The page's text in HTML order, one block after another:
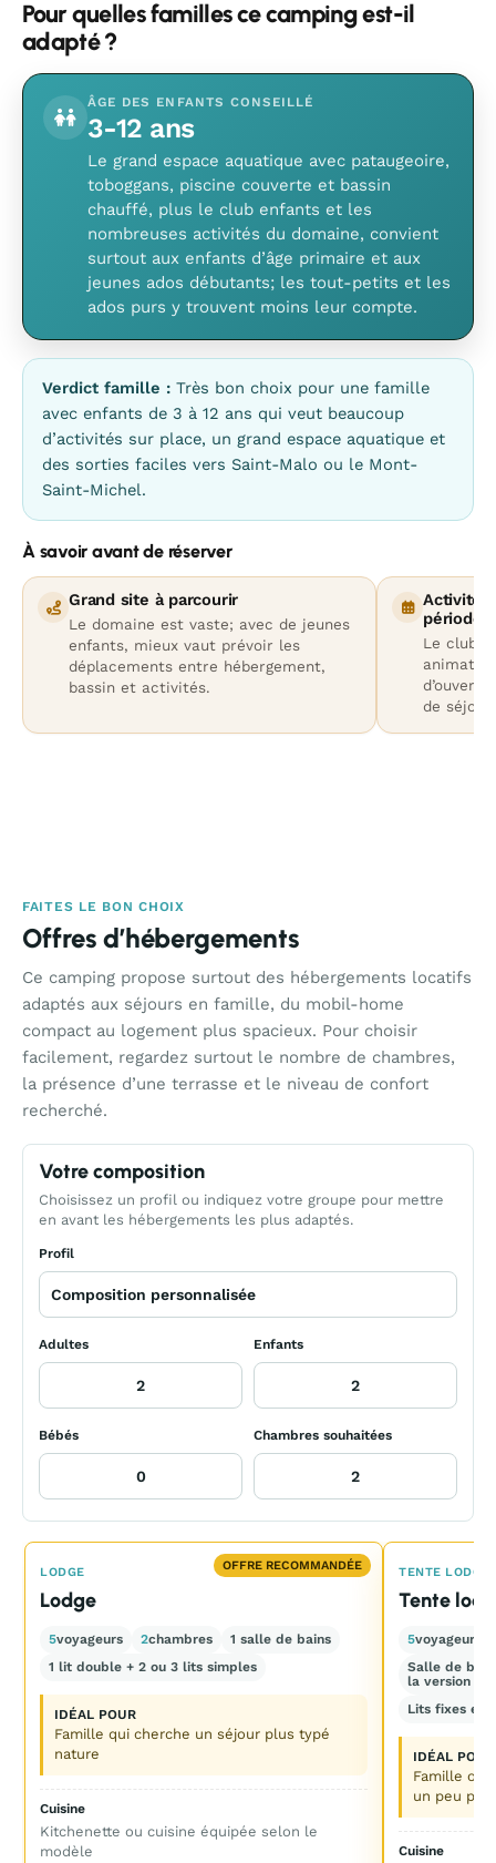
Pour quelles familles ce camping est-il
adapté ?
ÂGE DES ENFANTS CONSEILLÉ
3-12 ans
Le grand espace aquatique avec pataugeoire,
toboggans, piscine couverte et bassin
chauffé, plus le club enfants et les
nombreuses activités du domaine, convient
surtout aux enfants d’âge primaire et aux
jeunes ados débutants; les tout-petits et les
ados purs y trouvent moins leur compte.
Verdict famille : Très bon choix pour une famille
avec enfants de 3 à 12 ans qui veut beaucoup
d’activités sur place, un grand espace aquatique et
des sorties faciles vers Saint-Malo ou le Mont-
Saint-Michel.
À savoir avant de réserver
Grand site à parcourir
Le domaine est vaste; avec de jeunes
enfants, mieux vaut prévoir les
déplacements entre hébergement,
bassin et activités.
Activités
périodes
Le club
de séjour.
FAITES LE BON CHOIX
Offres d’hébergements
Ce camping propose surtout des hébergements locatifs
adaptés aux séjours en famille, du mobil-home
compact au logement plus spacieux. Pour choisir
facilement, regardez surtout le nombre de chambres,
la présence d’une terrasse et le niveau de confort
recherché.
Votre composition
Choisissez un profil ou indiquez votre groupe pour mettre
en avant les hébergements les plus adaptés.
Profil
Adultes Enfants
Bébés Chambres souhaitées
OFFRE RECOMMANDÉE
LODGE
Lodge
5voyageurs 2chambres
1 salle de bains
1 lit double + 2 ou 3 lits simples
IDÉAL POUR
Famille qui cherche un séjour plus typé
nature
Cuisine
Kitchenette ou cuisine équipée selon le
modèle
TENTE LODGE
Tente
5voyageurs
Salle de
la version
Lits fixes et/
IDÉAL POUR
Famille ou
un peu
Cuisine